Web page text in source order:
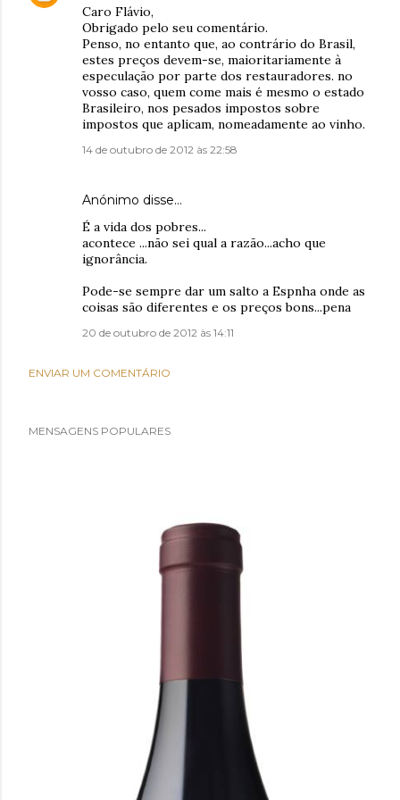
Caro Flávio,
Obrigado pelo seu comentário.
Penso, no entanto que, ao contrário do Brasil,
estes preços devem-se, maioritariamente à
especulação por parte dos restauradores. no
vosso caso, quem come mais é mesmo o estado
Brasileiro, nos pesados impostos sobre
impostos que aplicam, nomeadamente ao vinho.
14 de outubro de 2012 às 22:58
Anónimo disse…
É a vida dos pobres...
acontece ...não sei qual a razão...acho que
ignorância.
Pode-se sempre dar um salto a Espnha onde as
coisas são diferentes e os preços bons...pena
20 de outubro de 2012 às 14:11
ENVIAR UM COMENTÁRIO
MENSAGENS POPULARES